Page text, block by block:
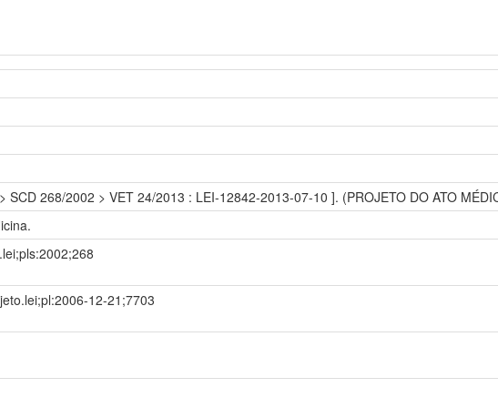
SCD 268/2002 > VET 24/2013 : LEI-12842-2013-07-10 ]. (PROJETO DO ATO
12-21;7703